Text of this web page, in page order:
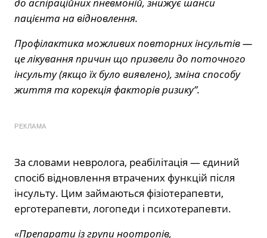
пацієнта на відновлення.
Профілактика можливих повторних інсультів —
це лікування причин що призвели до поточного
інсульту (якщо їх було виявлено), зміна способу
життя та корекція факторів ризику”.
РЕКЛАМА
За словами невролога, реабілітація — єдиний
спосіб відновлення втрачених функцій після
інсульту. Цим займаються фізіотерапевти,
ерготерапевти, логопеди і психотерапевти.
«Препарати із групи ноотропів,